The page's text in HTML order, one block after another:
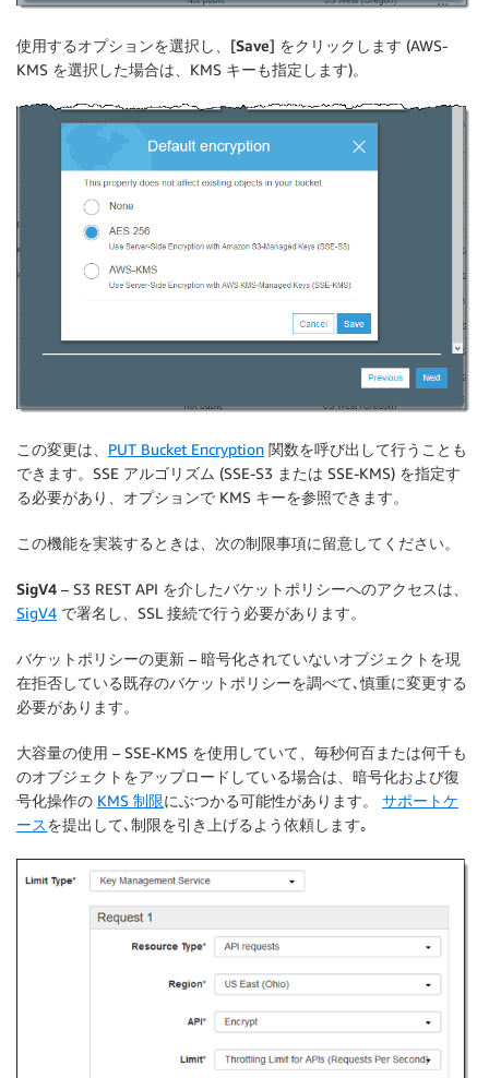
使用するオプションを選択し、[Save] をクリックします (AWS-
KMS を選択した場合は、KMS キーも指定します)。
この変更は、 PUT Bucket Encryption 関数を呼び出して行うことも
できます。SSE アルゴリズム (SSE-S3 または SSE-KMS) を指定す
る必要があり、オプションで KMS キーを参照できます。
この機能を実装するときは、次の制限事項に留意してください。
SigV4 – S3 REST API を介したバケットポリシーへのアクセスは、
SigV4 で署名し、SSL 接続で行う必要があります。
バケットポリシーの更新 – 暗号化されていないオブジェクトを現
在拒否している既存のバケットポリシーを調べて､慎重に変更する
必要があります。
大容量の使用 – SSE-KMS を使用していて、毎秒何百または何千も
のオブジェクトをアップロードしている場合は、暗号化および復
号化操作の KMS 制限にぶつかる可能性があります。 サポートケ
ースを提出して､制限を引き上げるよう依頼します｡